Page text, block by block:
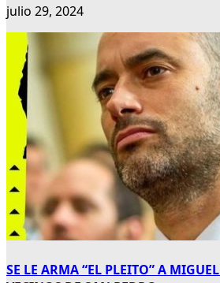
julio 29, 2024
SE LE ARMA “EL PLEITO” A